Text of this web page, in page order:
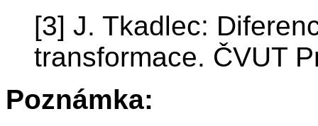
[3] J. Tkadlec:
transformace. ČVUT
Poznámka: